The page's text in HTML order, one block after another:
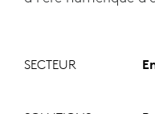
SECTEUR